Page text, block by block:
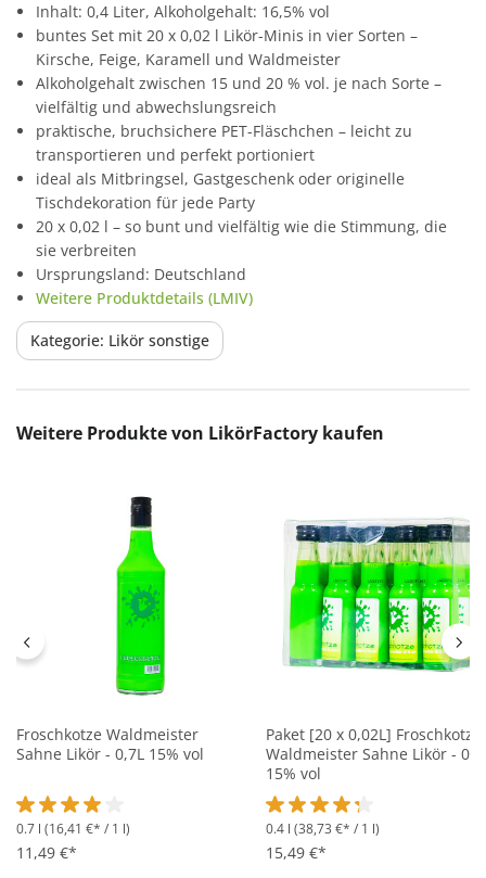
Inhalt: 0,4 Liter, Alkoholgehalt: 16,5% vol
buntes Set mit 20 x 0,02 l Likör-Minis in vier Sorten –
Kirsche, Feige, Karamell und Waldmeister
Alkoholgehalt zwischen 15 und 20 % vol. je nach Sorte –
vielfältig und abwechslungsreich
praktische, bruchsichere PET-Fläschchen – leicht zu
transportieren und perfekt portioniert
ideal als Mitbringsel, Gastgeschenk oder originelle
Tischdekoration für jede Party
20 x 0,02 l – so bunt und vielfältig wie die Stimmung, die
sie verbreiten
Ursprungsland: Deutschland
Weitere Produktdetails (LMIV)
Kategorie: Likör sonstige
Produktgalerie überspringen
Weitere Produkte von LikörFactory kaufen
Froschkotze Waldmeister
Sahne Likör - 0,7L 15% vol
Durchschnittliche Bewertung von 4 von 5 Sternen
0.7 l (16,41 €* / 1 l)
11,49 €*
Paket [20 x 0,02L] Froschkotze
Waldmeister Sahne Likör -
15% vol
Durchschnittliche
0.4 l (38,73 €* / 1 l)
15,49 €*